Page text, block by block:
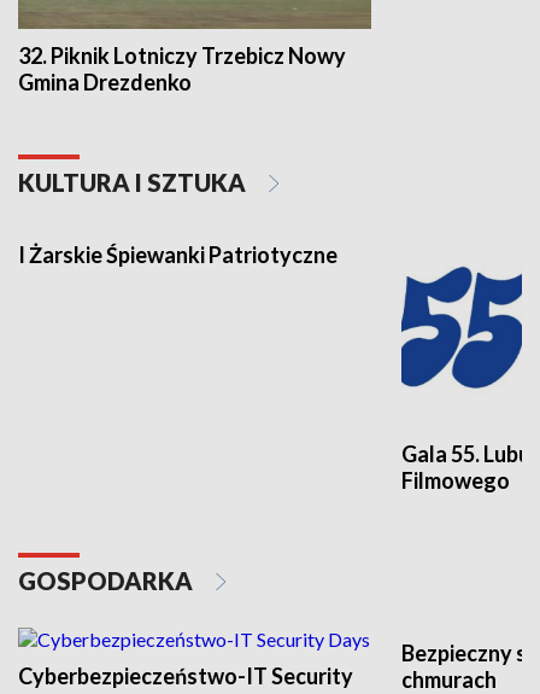
32. Piknik Lotniczy Trzebicz Nowy
Gmina Drezdenko
KULTURA I SZTUKA
I Żarskie Śpiewanki Patriotyczne
Gala 55.
Filmowego
GOSPODARKA
Cyberbezpieczeństwo-IT Security
Bezpieczny
chmurach